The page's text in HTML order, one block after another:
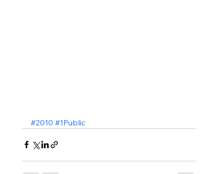
#2010 #1Public